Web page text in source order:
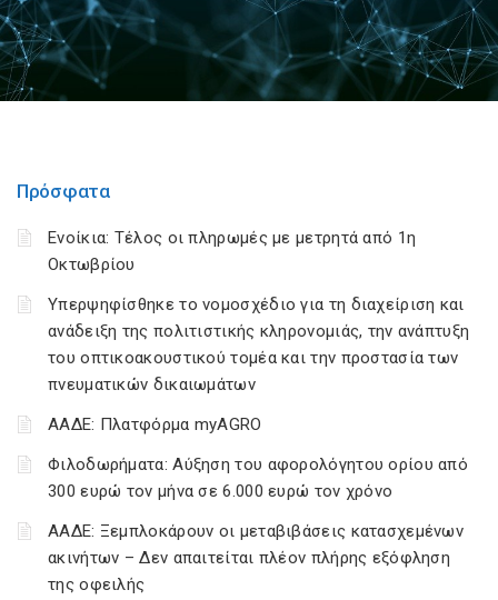
Πρόσφατα
Ενοίκια: Τέλος οι πληρωμές με μετρητά από 1η
Οκτωβρίου
Υπερψηφίσθηκε το νομοσχέδιο για τη διαχείριση και
ανάδειξη της πολιτιστικής κληρονομιάς, την ανάπτυξη
του οπτικοακουστικού τομέα και την προστασία των
πνευματικών δικαιωμάτων
ΑΑΔΕ: Πλατφόρμα myAGRO
Φιλοδωρήματα: Αύξηση του αφορολόγητου ορίου από
300 ευρώ τον μήνα σε 6.000 ευρώ τον χρόνο
ΑΑΔΕ: Ξεμπλοκάρουν οι μεταβιβάσεις κατασχεμένων
ακινήτων – Δεν απαιτείται πλέον πλήρης εξόφληση
της οφειλής